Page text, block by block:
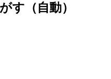
す（自動）